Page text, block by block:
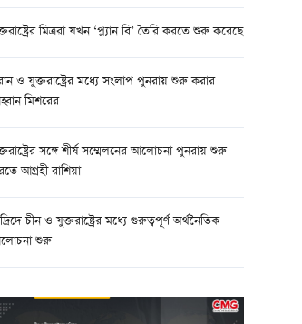
মিত্ররা যখন ‘প্ল্যান বি’ তৈরি করতে শুরু করেছে
ও যুক্তরাষ্ট্রের মধ্যে সংলাপ পুনরায় শুরু করার
মিশরের
সঙ্গে শীর্ষ সম্মেলনের আলোচনা পুনরায় শুরু
আগ্রহী রাশিয়া
চীন ও যুক্তরাষ্ট্রের মধ্যে গুরুত্বপূর্ণ অর্থনৈতিক
শুরু